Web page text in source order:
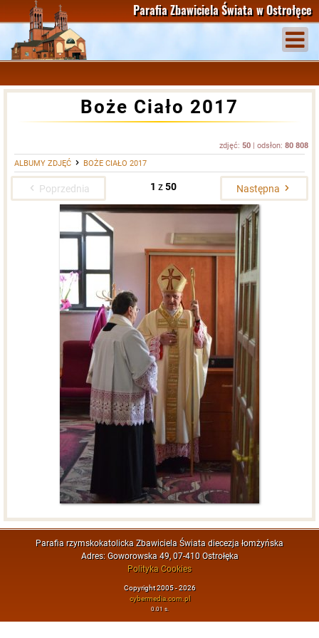
Parafia Zbawiciela Świata w Ostrołęce
Boże Ciało 2017
zdjęć: 50 | odsłon: 80 808
ALBUMY ZDJĘĆ
BOŻE CIAŁO 2017
Poprzednia 1 z50 Następna
Parafia rzymskokatolicka Zbawiciela Świata diecezja łomżyńska
Adres: Goworowska 49, 07-410 Ostrołęka
Polityka Cookies
Copyright 2005 - 2026
cybermedia.com.pl
0.01 s.